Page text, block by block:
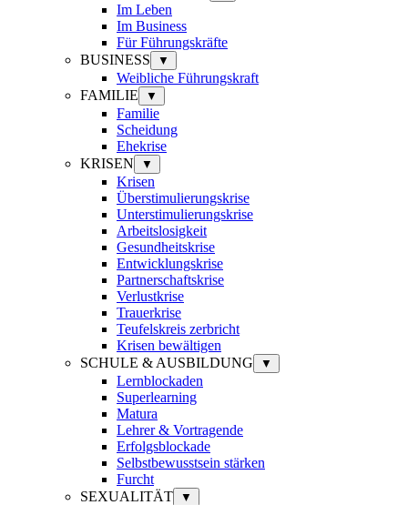
Im Leben
Im Business
Für Führungskräfte
BUSINESS
▼
Weibliche Führungskraft
FAMILIE
▼
Familie
Scheidung
Ehekrise
KRISEN
▼
Krisen
Überstimulierungskrise
Unterstimulierungskrise
Arbeitslosigkeit
Gesundheitskrise
Entwicklungskrise
Partnerschaftskrise
Verlustkrise
Trauerkrise
Teufelskreis zerbricht
Krisen bewältigen
SCHULE & AUSBILDUNG
▼
Lernblockaden
Superlearning
Matura
Lehrer & Vortragende
Erfolgsblockade
Selbstbewusstsein stärken
Furcht
SEXUALITÄT
▼